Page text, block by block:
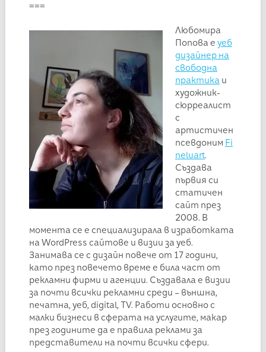
===
Любомира
Попова е уеб
дизайнер на
свободна
практика и
художник-
сюрреалист
с
артистичен
псевдоним Fi
neluart.
Създава
първия си
статичен
сайт през
2008. В
момента се е специализирала в изработката
на WordPress сайтове и визии за уеб.
Занимава се с дизайн повече от 17 години,
като през повечето време е била част от
рекламни фирми и агенции. Създавала е визии
за почти всички рекламни среди – външна,
печатна, уеб, digital, TV. Работи основно с
малки бизнеси в сферата на услугите, макар
през годините да е правила реклами за
представители на почти всички сфери.